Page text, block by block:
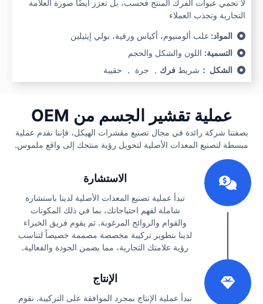
لا تحمي عبوات الفرك المنتج فحسب، بل تعزز أيضًا صورة العلامة
التجارية وتجذب العملاء
المواد:علب ألومنيوم، أكياس ورقية، بولي إيثيلين
التسمية:اللون والشكل والحجم
الشكل ： شريط فرك， جرة ， حقيبة
عملية تقشير الجسم من OEM
بصفتنا شركة رائدة في مجال تصنيع مقشرات الهيكل، فإننا نقدم عملية
مبسطة لتصنيع المعدات الأصلية لتحويل رؤية منتجك إلى واقع ملموس.
1
الاستشارة
تبدأ عملية تصنيع المعدات الأصلية لدينا باستشارة
شاملة لفهم احتياجاتك، بما في ذلك المكونات
والقوام والروائح المرغوبة. ثم يقوم فريق الخبراء
لدينا بتطوير تركيبة مخصصة مصممة خصيصاً لتناسب
رؤية علامتك التجارية، مما يضمن الجودة والفعالية.
2
الإنتاج
نبدأ عملية الإنتاج بمجرد الموافقة على التركيبة. نقوم